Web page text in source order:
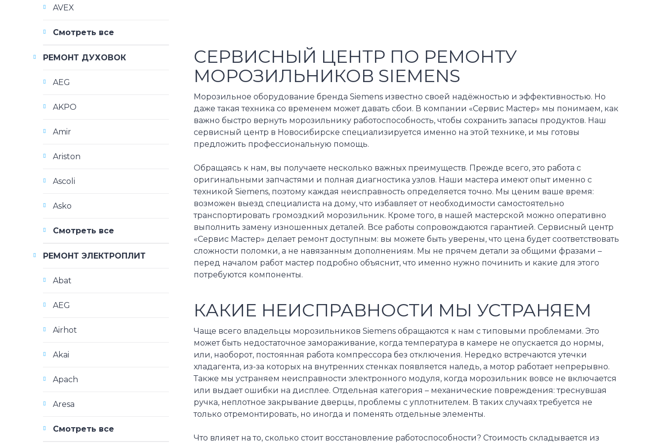
СЕРВИСНЫЙ ЦЕНТР ПО РЕМОНТУ
МОРОЗИЛЬНИКОВ SIEMENS
Морозильное оборудование бренда Siemens известно своей надёжностью и эффективностью. Но
даже такая техника со временем может давать сбои. В компании «Сервис Мастер» мы понимаем, как
важно быстро вернуть морозильнику работоспособность, чтобы сохранить запасы продуктов. Наш
сервисный центр в Новосибирске специализируется именно на этой технике, и мы готовы
предложить профессиональную помощь.
Обращаясь к нам, вы получаете несколько важных преимуществ. Прежде всего, это работа с
оригинальными запчастями и полная диагностика узлов. Наши мастера имеют опыт именно с
техникой Siemens, поэтому каждая неисправность определяется точно. Мы ценим ваше время:
возможен выезд специалиста на дому, что избавляет от необходимости самостоятельно
транспортировать громоздкий морозильник. Кроме того, в нашей мастерской можно оперативно
выполнить замену изношенных деталей. Все работы сопровождаются гарантией. Сервисный центр
«Сервис Мастер» делает ремонт доступным: вы можете быть уверены, что цена будет соответствовать
сложности поломки, а не навязанным дополнениям. Мы не прячем детали за общими фразами –
перед началом работ мастер подробно объяснит, что именно нужно починить и какие для этого
потребуются компоненты.
КАКИЕ НЕИСПРАВНОСТИ МЫ УСТРАНЯЕМ
Чаще всего владельцы морозильников Siemens обращаются к нам с типовыми проблемами. Это
может быть недостаточное замораживание, когда температура в камере не опускается до нормы,
или, наоборот, постоянная работа компрессора без отключения. Нередко встречаются утечки
хладагента, из-за которых на внутренних стенках появляется наледь, а мотор работает непрерывно.
Также мы устраняем неисправности электронного модуля, когда морозильник вовсе не включается
или выдает ошибки на дисплее. Отдельная категория – механические повреждения: треснувшая
ручка, неплотное закрывание дверцы, проблемы с уплотнителем. В таких случаях требуется не
только отремонтировать, но иногда и поменять отдельные элементы.
Что влияет на то, сколько стоит восстановление работоспособности? Стоимость складывается из
AVEX
Смотреть все
РЕМОНТ ДУХОВОК
AEG
AKPO
Amir
Ariston
Ascoli
Asko
Смотреть все
РЕМОНТ ЭЛЕКТРОПЛИТ
Abat
AEG
Airhot
Akai
Apach
Aresa
Смотреть все